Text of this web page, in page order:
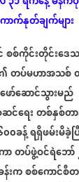
ာက်နုတ်ချက်များ
စစ်ကိုင်းတိုင်းဒေ
တပ်မဟာအသစ်
ော်ဆောင်သွားမည်
ဆင်ရေးတစ်နှစ်တ
၀ခန့်ရရှိဖမ်းမိခဲ့ပ
ာတပ်ဖွဲ့ဝင်ရဲဘော်
းကစစ်ကောင်စီ